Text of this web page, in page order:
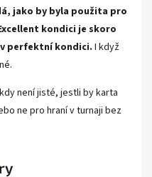
jako by byla použita pro
kondici je skoro
perfektní kondici. I když
není jisté, jestli by karta
ne pro hraní v turnaji bez